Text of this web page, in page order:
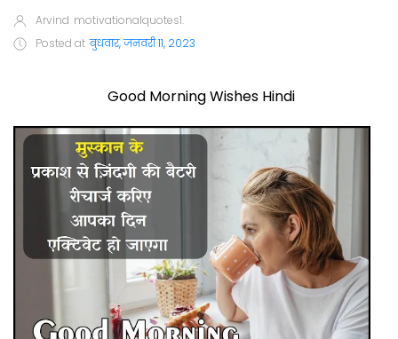
Arvind motivationalquotes1.
Posted at बुधवार, जनवरी 11, 2023
Good Morning Wishes Hindi